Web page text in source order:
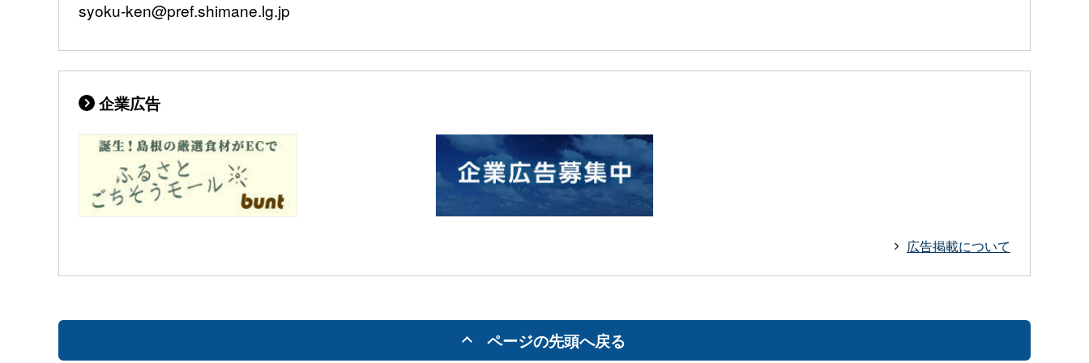
syoku-ken@pref.shimane.lg.jp
企業広告
広告掲載について
ページの先頭へ戻る